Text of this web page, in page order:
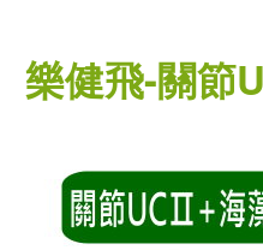
樂健飛-關節